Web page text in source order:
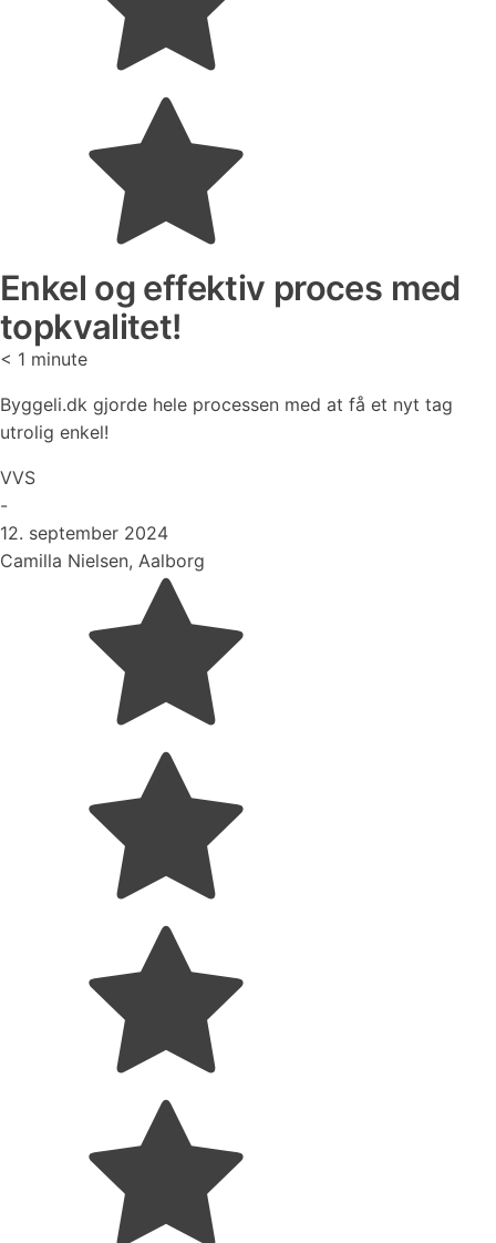
Enkel og effektiv proces med
topkvalitet!
< 1 minute
Byggeli.dk gjorde hele processen med at få et nyt tag
utrolig enkel!
VVS
-
12. september 2024
Camilla Nielsen, Aalborg